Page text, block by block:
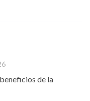
de la